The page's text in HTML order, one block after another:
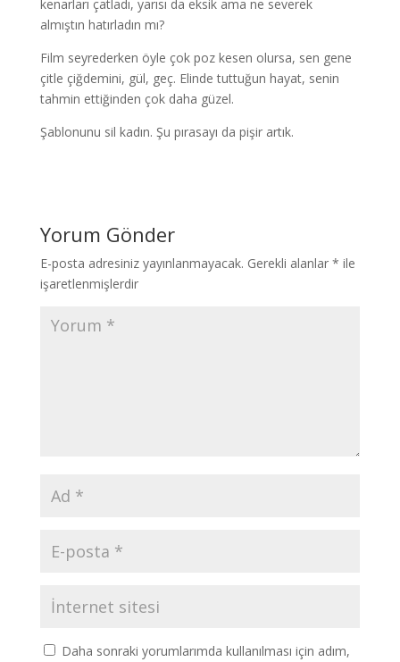
kenarları çatladı, yarısı da eksik ama ne severek
almıştın hatırladın mı?
Film seyrederken öyle çok poz kesen olursa, sen gene
çitle çiğdemini, gül, geç. Elinde tuttuğun hayat, senin
tahmin ettiğinden çok daha güzel.
Şablonunu sil kadın. Şu pırasayı da pişir artık.
Yorum Gönder
E-posta adresiniz yayınlanmayacak. Gerekli alanlar * ile
işaretlenmişlerdir
Daha sonraki yorumlarımda kullanılması için adım,